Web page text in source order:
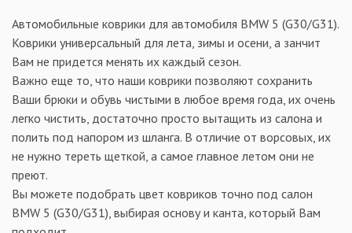
Автомобильные коврики для автомобиля BMW 5 (G30/G31).
Коврики универсальный для лета, зимы и осени, а занчит
Вам не придется менять их каждый сезон.
Важно еще то, что наши коврики позволяют сохранить
Ваши брюки и обувь чистыми в любое время года, их очень
легко чистить, достаточно просто вытащить из салона и
полить под напором из шланга. В отличие от ворсовых, их
не нужно тереть щеткой, а самое главное летом они не
преют.
Вы можете подобрать цвет ковриков точно под салон
BMW 5 (G30/G31), выбирая основу и канта, который Вам